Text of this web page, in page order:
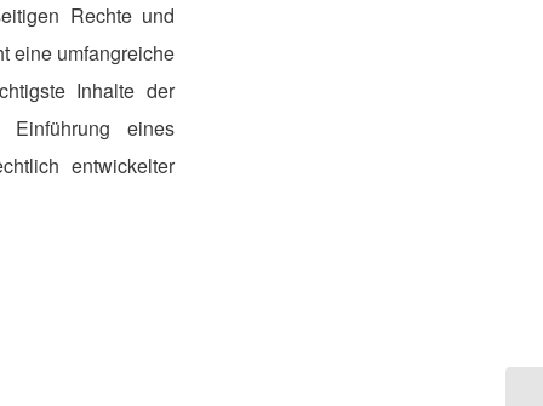
Rechte und
eine umfangreiche
Inhalte der
Einführung eines
entwickelter